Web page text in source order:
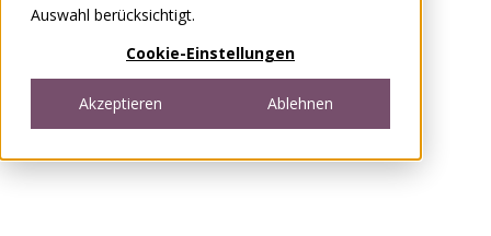
Auswahl berücksichtigt.
Cookie-Einstellungen
Akzeptieren Ablehnen